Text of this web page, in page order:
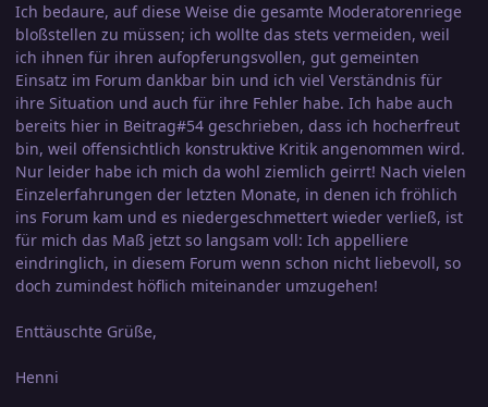
Ich bedaure, auf diese Weise die gesamte Moderatorenriege
bloßstellen zu müssen; ich wollte das stets vermeiden, weil
ich ihnen für ihren aufopferungsvollen, gut gemeinten
Einsatz im Forum dankbar bin und ich viel Verständnis für
ihre Situation und auch für ihre Fehler habe. Ich habe auch
bereits hier in Beitrag#54 geschrieben, dass ich hocherfreut
bin, weil offensichtlich konstruktive Kritik angenommen wird.
Nur leider habe ich mich da wohl ziemlich geirrt! Nach vielen
Einzelerfahrungen der letzten Monate, in denen ich fröhlich
ins Forum kam und es niedergeschmettert wieder verließ, ist
für mich das Maß jetzt so langsam voll: Ich appelliere
eindringlich, in diesem Forum wenn schon nicht liebevoll, so
doch zumindest höflich miteinander umzugehen!
Enttäuschte Grüße,
Henni